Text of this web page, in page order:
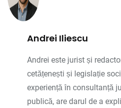
Andrei Iliescu
Andrei este jurist și
cetățenești și legislație
experiență în consultanță
publică, are darul de a